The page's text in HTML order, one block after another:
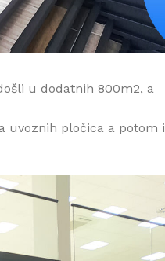
u dodatnih 800m2, a
uvoznih pločica a potom i